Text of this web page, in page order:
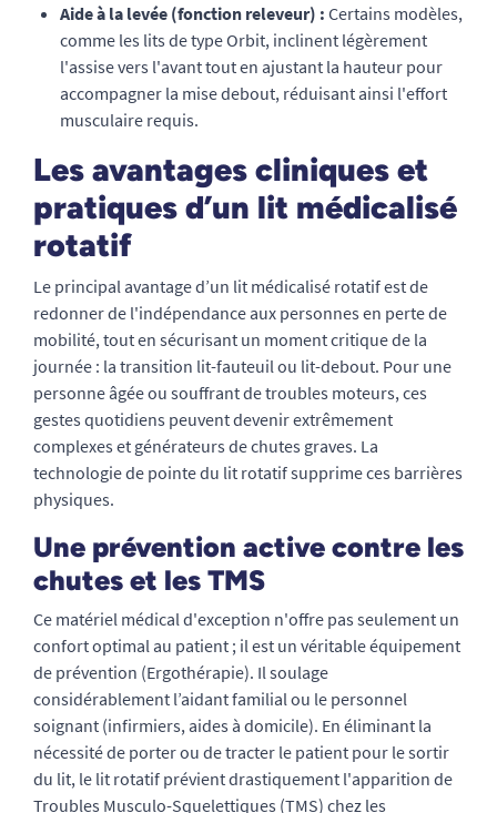
Aide à la levée (fonction releveur) : Certains modèles,
comme les lits de type Orbit, inclinent légèrement
l'assise vers l'avant tout en ajustant la hauteur pour
accompagner la mise debout, réduisant ainsi l'effort
musculaire requis.
Les avantages cliniques et
pratiques d’un lit médicalisé
rotatif
Le principal avantage d’un lit médicalisé rotatif est de
redonner de l'indépendance aux personnes en perte de
mobilité, tout en sécurisant un moment critique de la
journée : la transition lit-fauteuil ou lit-debout. Pour une
personne âgée ou souffrant de troubles moteurs, ces
gestes quotidiens peuvent devenir extrêmement
complexes et générateurs de chutes graves. La
technologie de pointe du lit rotatif supprime ces barrières
physiques.
Une prévention active contre les
chutes et les TMS
Ce matériel médical d'exception n'offre pas seulement un
confort optimal au patient ; il est un véritable équipement
de prévention (Ergothérapie). Il soulage
considérablement l’aidant familial ou le personnel
soignant (infirmiers, aides à domicile). En éliminant la
nécessité de porter ou de tracter le patient pour le sortir
du lit, le lit rotatif prévient drastiquement l'apparition de
Troubles Musculo-Squelettiques (TMS) chez les